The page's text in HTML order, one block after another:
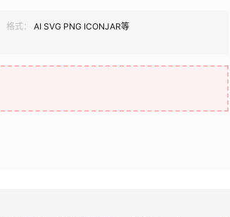
格式：
AI SVG PNG ICONJAR等